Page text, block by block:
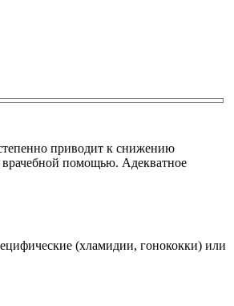
приводит к снижению
врачебной помощью. Адекватное
(хламидии, гонококки) или